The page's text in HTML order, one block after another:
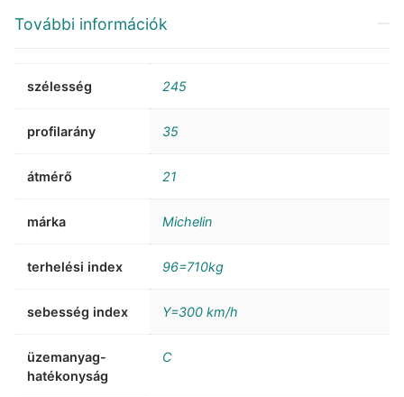
További információk
szélesség 245
profilarány 35
átmérő 21
márka Michelin
terhelési index 96=710kg
sebesség index Y=300 km/h
üzemanyag-
hatékonyság
C